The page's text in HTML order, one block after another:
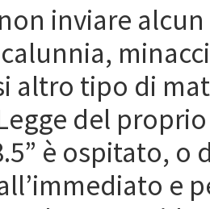
inviare
altro tipo di
del
è ospitato, o
e